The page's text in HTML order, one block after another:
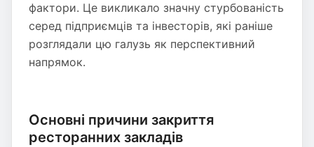
фактори. Це викликало значну стурбованість
серед підприємців та інвесторів, які раніше
розглядали цю галузь як перспективний
напрямок.
Основні причини закриття
ресторанних закладів